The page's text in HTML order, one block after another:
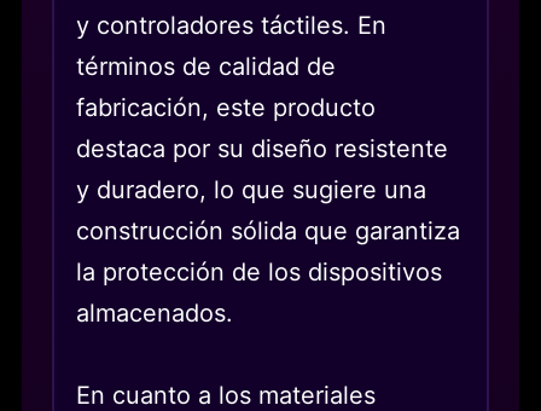
y controladores táctiles. En
términos de calidad de
fabricación, este producto
destaca por su diseño resistente
y duradero, lo que sugiere una
construcción sólida que garantiza
la protección de los dispositivos
almacenados.
En cuanto a los materiales